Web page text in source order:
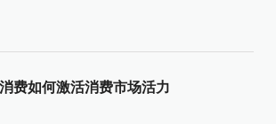
费如何激活消费市场活力